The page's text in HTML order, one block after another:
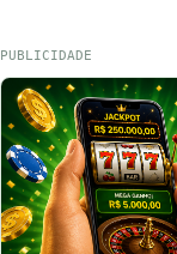
PUBLICIDADE